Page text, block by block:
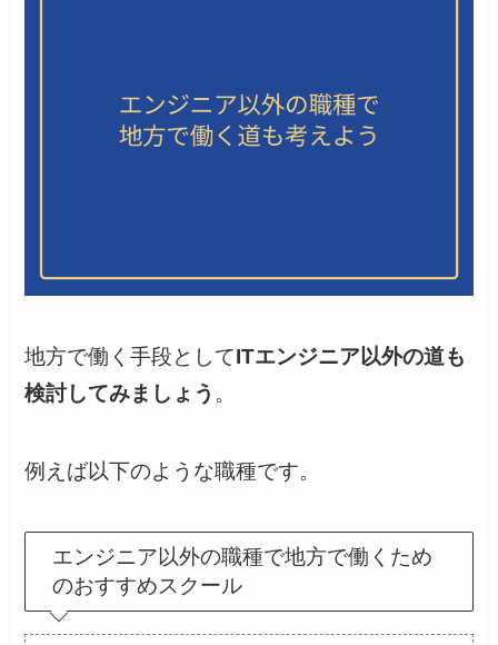
地方で働く手段としてITエンジニア以外の道も
検討してみましょう 。
例えば以下のような職種です。
エンジニア以外の職種で地方で働くため
のおすすめスクール